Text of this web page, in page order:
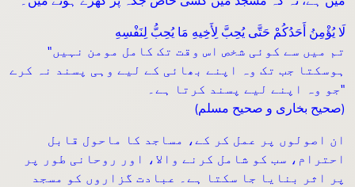
لَا يُؤْمِنُ أَحَدُكُمْ حَتَّى يُحِبَّ لِأَخِيهِ مَا يُحِبُّ لِنَفْسِهِ
"تم میں سے کوئی شخص اس وقت تک کامل مومن نہیں
ہوسکتا جب تک وہ اپنے بھائی کے لیے وہی پسند نہ کرے
جو وہ اپنے لیے پسند کرتا ہے۔"
(صحیح بخاری و صحیح مسلم)
ان اصولوں پر عمل کر کے، مساجد کا ماحول قابل
احترام، سب کو شامل کرنے والا، اور روحانی طور پر
پر اثر بنایا جا سکتا ہے۔ عبادت گزاروں کو مسجد